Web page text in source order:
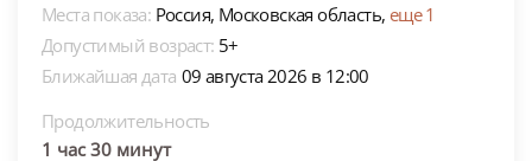
Места показа: Россия, Московская область, еще 1
Допустимый возраст: 5+
Ближайшая дата 09 августа 2026 в 12:00
Продолжительность
1 час 30 минут